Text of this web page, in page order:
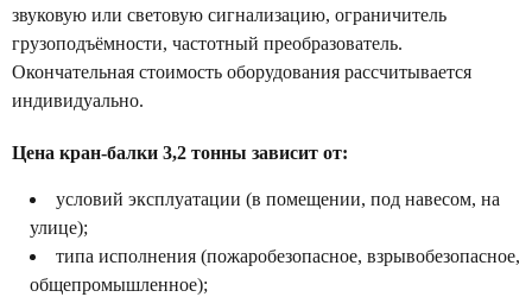
звуковую или световую сигнализацию, ограничитель
грузоподъёмности, частотный преобразователь.
Окончательная стоимость оборудования рассчитывается
индивидуально.
Цена кран-балки 3,2 тонны зависит от:
условий эксплуатации (в помещении, под навесом, на
улице);
типа исполнения (пожаробезопасное, взрывобезопасное,
общепромышленное);